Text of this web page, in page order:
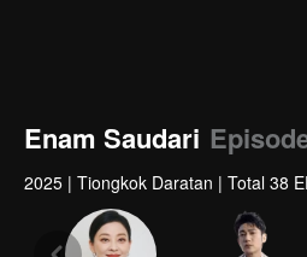
Enam Saudari
2025 | Tiongkok Daratan | Total 38